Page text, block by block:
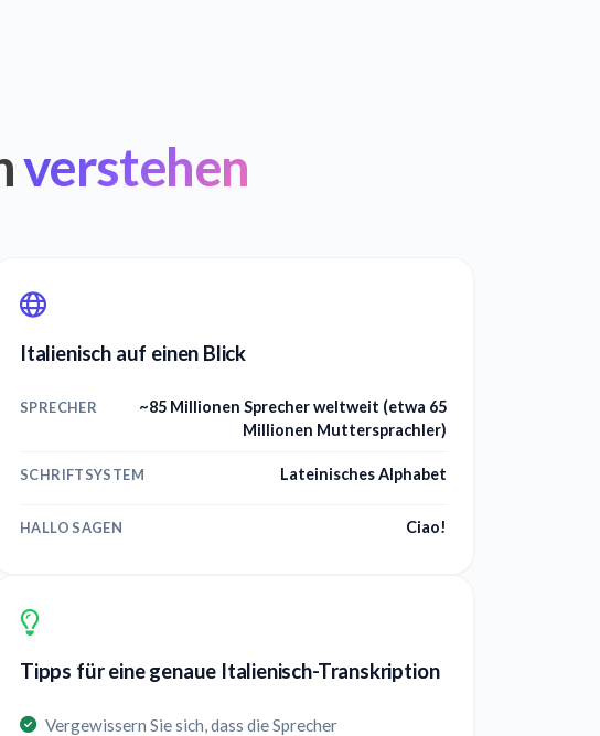
verstehen
Italienisch auf einen Blick
SPRECHER
~85 Millionen Sprecher weltweit (etwa 65
Millionen Muttersprachler)
SCHRIFTSYSTEM Lateinisches Alphabet
HALLO SAGEN Ciao!
Tipps für eine genaue Italienisch-Transkription
Vergewissern Sie sich, dass die Sprecher